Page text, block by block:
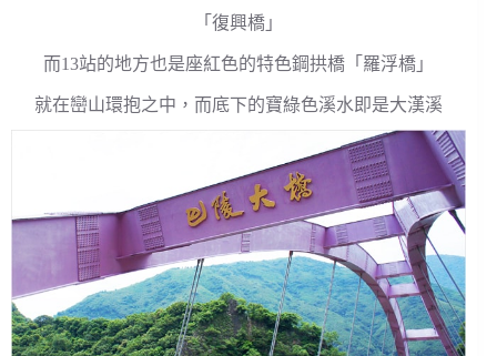
「復興橋」
而13站的地方也是座紅色的特色鋼拱橋「羅浮橋」
就在巒山環抱之中，而底下的寶綠色溪水即是大漢溪